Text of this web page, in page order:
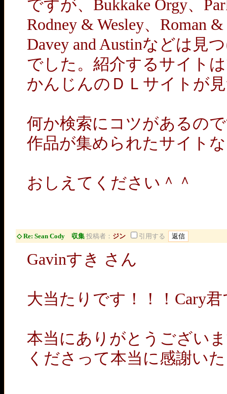
ですが、Bukkake Orgy、
Rodney & Wesley、Roman
Davey and Austinなどは見
でした。紹介するサイト
かんじんのＤＬサイトが
何か検索にコツがあるの
作品が集められたサイト
おしえてください＾＾
◇ Re: Sean Cody 収集 投稿者： ジン 引用する
Gavinすき さん
大当たりです！！！Cary
本当にありがとうござい
くださって本当に感謝い